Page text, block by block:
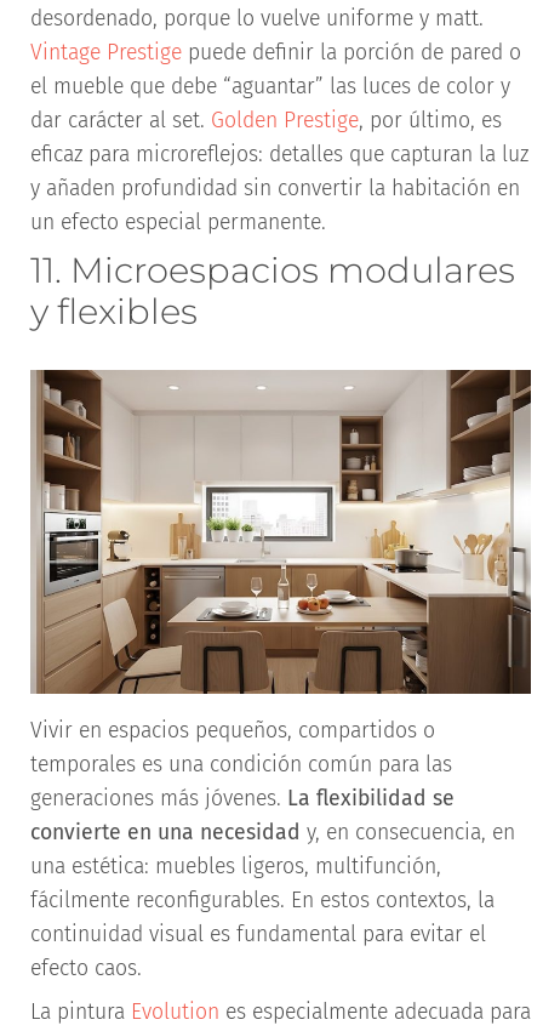
desordenado, porque lo vuelve uniforme y matt.
Vintage Prestige puede definir la porción de pared o
el mueble que debe “aguantar” las luces de color y
dar carácter al set. Golden Prestige, por último, es
eficaz para microreflejos: detalles que capturan la luz
y añaden profundidad sin convertir la habitación en
un efecto especial permanente.
11. Microespacios modulares
y flexibles
Vivir en espacios pequeños, compartidos o
temporales es una condición común para las
generaciones más jóvenes. La flexibilidad se
convierte en una necesidad y, en consecuencia, en
una estética: muebles ligeros, multifunción,
fácilmente reconfigurables. En estos contextos, la
continuidad visual es fundamental para evitar el
efecto caos.
La pintura Evolution es especialmente adecuada para